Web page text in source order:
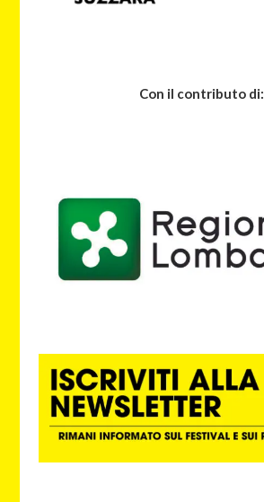
Con il contributo di: